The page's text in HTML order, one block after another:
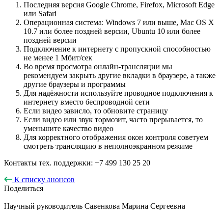
Последняя версия Google Chrome, Firefox, Microsoft Edge
или Safari
Операционная система: Windows 7 или выше, Mac OS X
10.7 или более поздней версии, Ubuntu 10 или более
поздней версии
Подключение к интернету с пропускной способностью
не менее 1 Мбит/сек
Во время просмотра онлайн-трансляции мы
рекомендуем закрыть другие вкладки в браузере, а также
другие браузеры и программы
Для надёжности используйте проводное подключения к
интернету вместо беспроводной сети
Если видео зависло, то обновите страницу
Если видео или звук тормозит, часто прерывается, то
уменьшите качество видео
Для корректного отображения окон контроля советуем
смотреть трансляцию в неполноэкранном режиме
Контакты тех. поддержки: +7 499 130 25 20
К списку анонсов
Поделиться
Научный руководитель Савенкова Марина Сергеевна